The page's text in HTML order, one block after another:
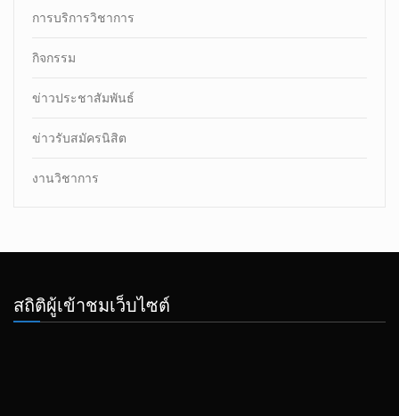
การบริการวิชาการ
กิจกรรม
ข่าวประชาสัมพันธ์
ข่าวรับสมัครนิสิต
งานวิชาการ
สถิติผู้เข้าชมเว็บไซต์